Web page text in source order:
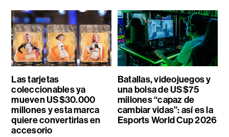
Las tarjetas
coleccionables ya
mueven US$30.000
millones y esta marca
quiere convertirlas en
accesorio
Batallas, videojuegos y
una bolsa de US$75
millones “capaz de
cambiar vidas”: así es la
Esports World Cup 2026